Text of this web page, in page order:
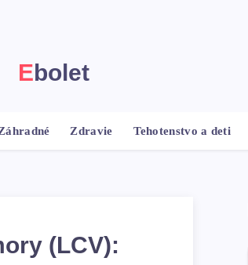
Ebolet
Zdravie Tehotenstvo a deti
(LCV):